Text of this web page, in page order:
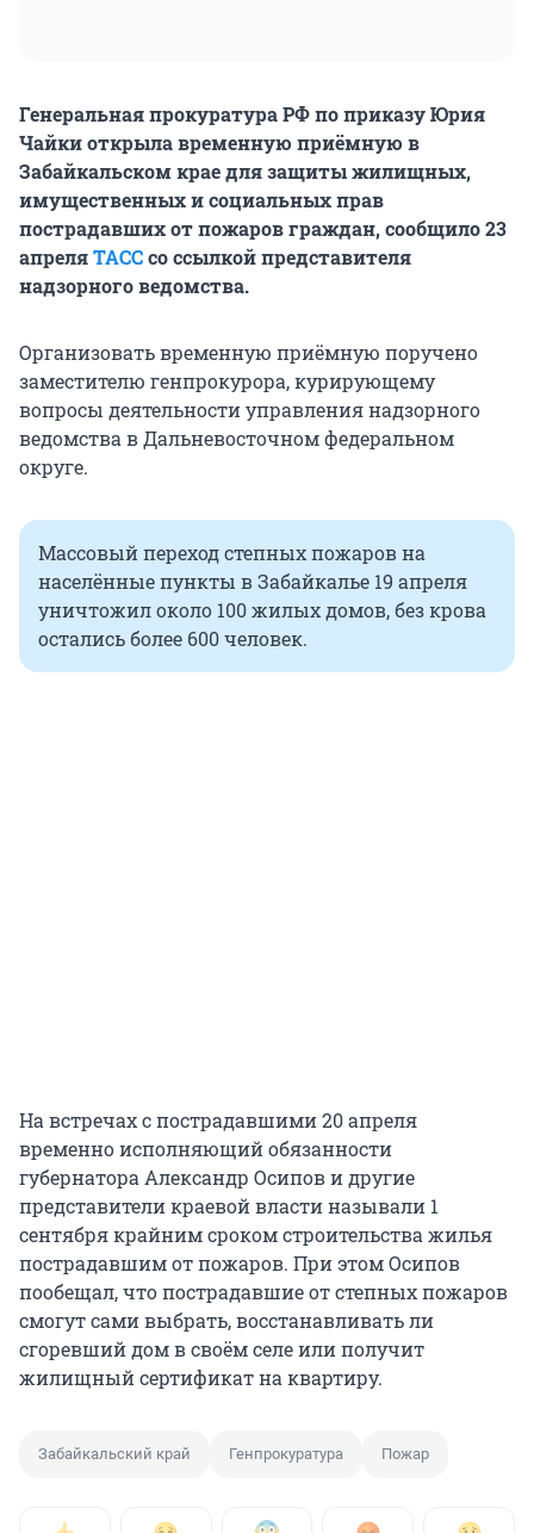
Генеральная прокуратура РФ по приказу Юрия
Чайки открыла временную приёмную в
Забайкальском крае для защиты жилищных,
имущественных и социальных прав
пострадавших от пожаров граждан, сообщило 23
апреляТАССсо ссылкой представителя
надзорного ведомства.
Организовать временную приёмную поручено
заместителю генпрокурора, курирующему
вопросы деятельности управления надзорного
ведомства в Дальневосточном федеральном
округе.
Массовый переход степных пожаров на
населённые пункты в Забайкалье 19 апреля
уничтожил около 100 жилых домов, без крова
остались более 600 человек.
На встречах с пострадавшими 20 апреля
временно исполняющий обязанности
губернатора Александр Осипов и другие
представители краевой власти называли 1
сентября крайним сроком строительства жилья
пострадавшим от пожаров. При этом Осипов
пообещал, что пострадавшие от степных пожаров
смогут сами выбрать, восстанавливать ли
сгоревший дом в своём селе или получит
жилищный сертификат на квартиру.
Забайкальский край Генпрокуратура Пожар